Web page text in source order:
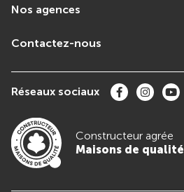
Nos agences
Contactez-nous
Réseaux sociaux
Constructeur agrée
Maisons de qualité